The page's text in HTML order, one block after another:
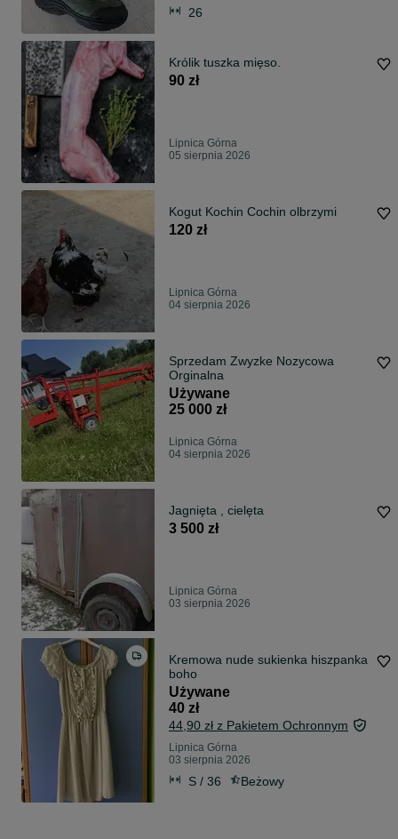
26
Królik tuszka mięso.
90 zł
Lipnica Górna
05 sierpnia 2026
Kogut Kochin Cochin olbrzymi
120 zł
Lipnica Górna
04 sierpnia 2026
Sprzedam Zwyzke Nozycowa
Orginalna
Używane
25 000 zł
Lipnica Górna
04 sierpnia 2026
Jagnięta , cielęta
3 500 zł
Lipnica Górna
03 sierpnia 2026
Kremowa nude sukienka hiszpanka
boho
Używane
40 zł
44,90 zł z Pakietem Ochronnym
Lipnica Górna
03 sierpnia 2026
S / 36 Beżowy